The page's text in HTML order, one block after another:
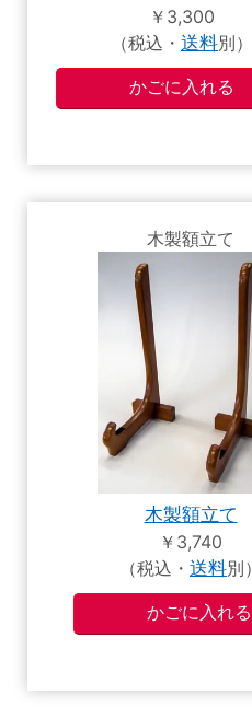
￥3,300
（税込・ 送料別）
木製額立て
木製額立て
￥3,740
（税込・ 送料別）